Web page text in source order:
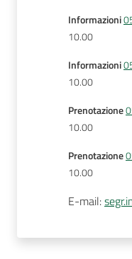
Informazioni
10.00
Informazioni
10.00
Prenotazione
10.00
Prenotazione
10.00
E-mail: